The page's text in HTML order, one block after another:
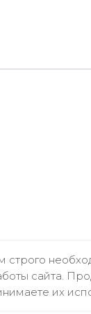
строго
сайта.
их